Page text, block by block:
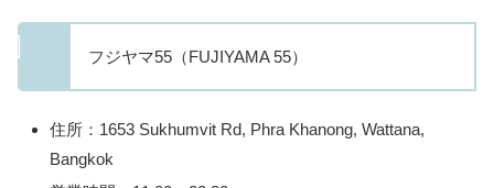
フジヤマ55（FUJIYAMA 55）
住所：1653 Sukhumvit Rd, Phra Khanong, Wattana,
Bangkok